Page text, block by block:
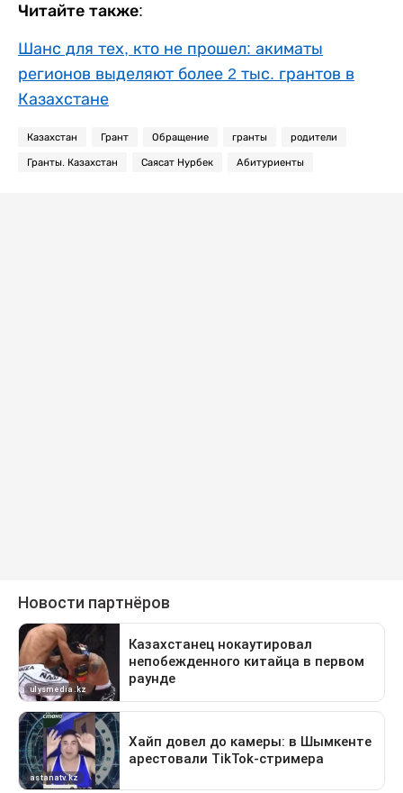
Читайте также:
Шанс для тех, кто не прошел: акиматы
регионов выделяют более 2 тыс. грантов в
Казахстане
Казахстан Грант Обращение гранты родители
Гранты. Казахстан Саясат Нурбек Абитуриенты